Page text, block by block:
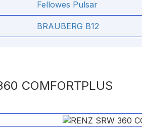
Fellowes Pulsar
BRAUBERG B12
COMFORTPLUS